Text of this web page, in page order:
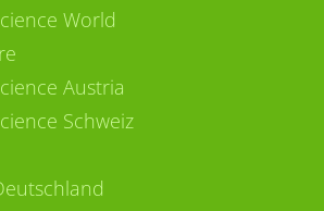
World
Austria
Schweiz